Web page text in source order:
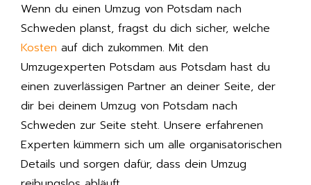
Wenn du einen Umzug von Potsdam nach
Schweden planst, fragst du dich sicher, welche
Kosten auf dich zukommen. Mit den
Umzugexperten Potsdam aus Potsdam hast du
einen zuverlässigen Partner an deiner Seite, der
dir bei deinem Umzug von Potsdam nach
Schweden zur Seite steht. Unsere erfahrenen
Experten kümmern sich um alle organisatorischen
Details und sorgen dafür, dass dein Umzug